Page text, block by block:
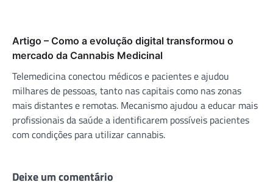
Artigo – Como a evolução digital transformou o
mercado da Cannabis Medicinal
Telemedicina conectou médicos e pacientes e ajudou
milhares de pessoas, tanto nas capitais como nas zonas
mais distantes e remotas. Mecanismo ajudou a educar mais
profissionais da saúde a identificarem possíveis pacientes
com condições para utilizar cannabis.
Deixe um comentário